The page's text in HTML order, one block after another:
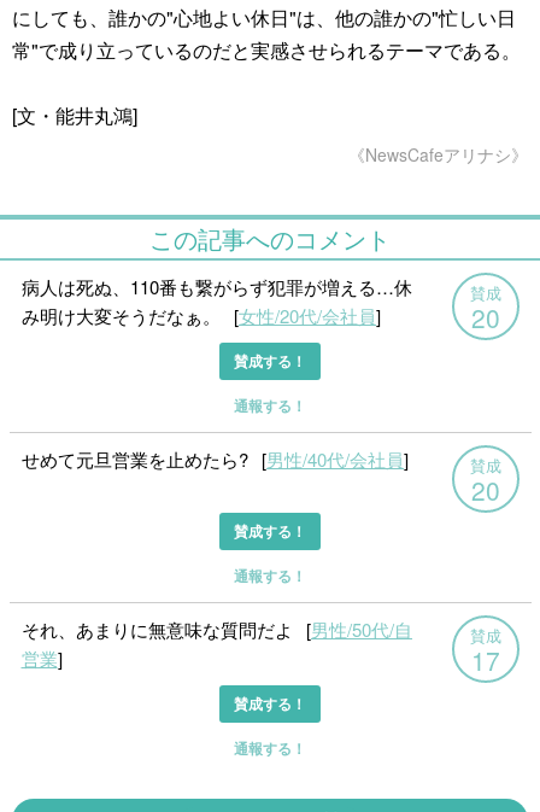
にしても、誰かの"心地よい休日"は、他の誰かの"忙しい日
常"で成り立っているのだと実感させられるテーマである。
[文・能井丸鴻]
《NewsCafeアリナシ》